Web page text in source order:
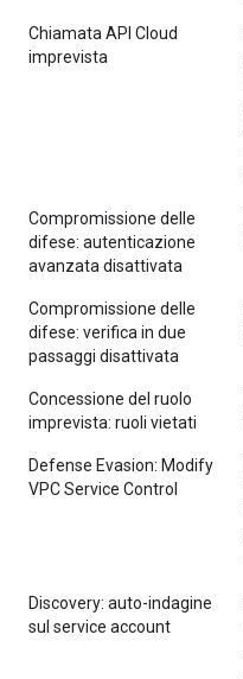
Chiamata API Cloud
imprevista
Compromissione delle
difese: autenticazione
avanzata disattivata
Compromissione delle
difese: verifica in due
passaggi disattivata
Concessione del ruolo
imprevista: ruoli vietati
Defense Evasion: Modify
VPC Service Control
Discovery: auto-indagine
sul service account